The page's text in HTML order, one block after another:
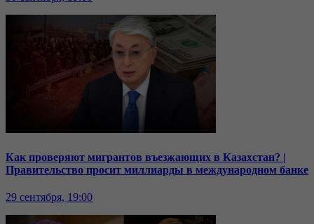
Как проверяют мигрантов въезжающих в Казахстан? |
Правительство просит миллиарды в международном банке
29 сентября, 19:00